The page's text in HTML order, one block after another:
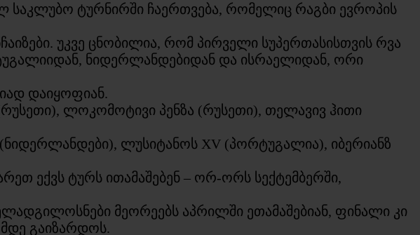
საკლუბო ტურნირში ჩაერთვება, რომელიც რაგბი ევროპის
უკვე ცნობილია, რომ პირველი სუპერთასისთვის რვა
ნიდერლანდებიდან და ისრაელიდან, ორი
დაიყოფიან.
ლოკომოტივი პენზა (რუსეთი), თელავივ ჰითი
ლუსიტანოს XV (პორტუგალია), იბერიანზ
ექვს ტურს ითამაშებენ – ორ-ორს სექტემბერში,
მეორეებს აპრილში ეთამაშებიან, ფინალი კი
გაიზარდოს.